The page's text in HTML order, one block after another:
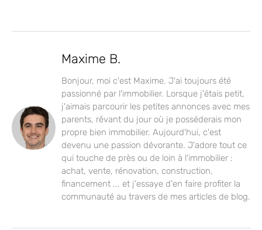
Maxime B.
Bonjour, moi c'est Maxime. J'ai toujours été
passionné par l'immobilier. Lorsque j'étais petit,
j'aimais parcourir les petites annonces avec mes
parents, rêvant du jour où je posséderais mon
propre bien immobilier. Aujourd'hui, c'est
devenu une passion dévorante. J'adore tout ce
qui touche de près ou de loin à l'immobilier :
achat, vente, rénovation, construction,
financement ... et j'essaye d'en faire profiter la
communauté au travers de mes articles de blog.